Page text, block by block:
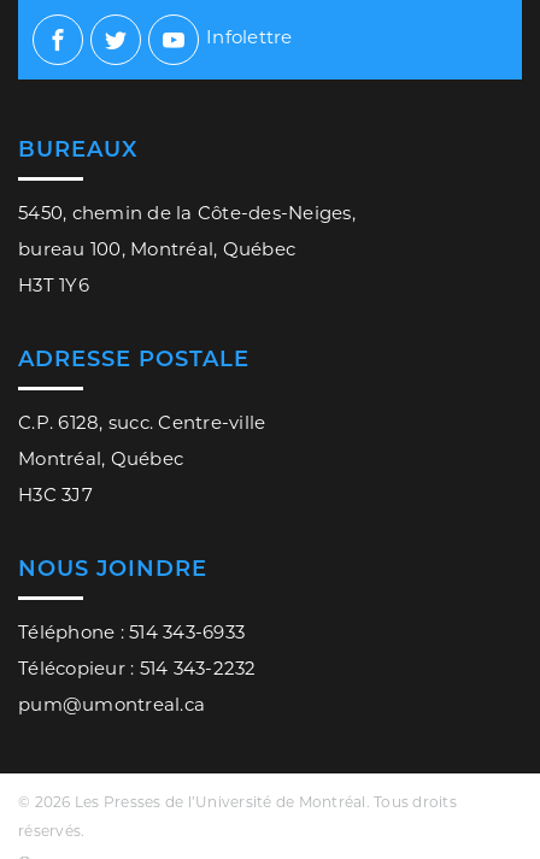
Facebook
TwitterYoutube
Infolettre
BUREAUX
5450, chemin de la Côte-des-Neiges,
bureau 100, Montréal, Québec
H3T 1Y6
ADRESSE POSTALE
C.P. 6128, succ. Centre-ville
Montréal, Québec
H3C 3J7
NOUS JOINDRE
Téléphone : 514 343-6933
Télécopieur : 514 343-2232
pum@umontreal.ca
© 2026 Les Presses de l’Université de Montréal. Tous droits
réservés.